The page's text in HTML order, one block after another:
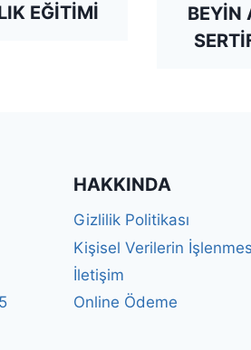
EĞİTİMİ
BEYİN
HAKKINDA
Gizlilik Politikası
Kişisel Verilerin
İletişim
Online Ödeme